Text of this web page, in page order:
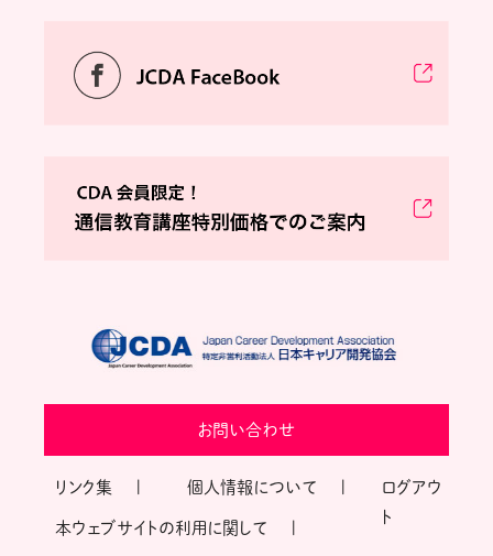
お問い合わせ
リンク集 個人情報について
本ウェブサイトの利用に関して
ログアウ
ト